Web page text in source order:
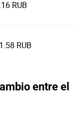
RUB
RUB
entre el